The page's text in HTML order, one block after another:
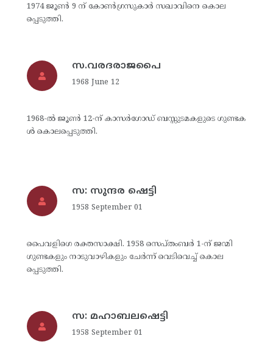
1974 ജൂണ്‍ 9 ന് കോണ്‍ഗ്രസുകാര്‍ സഖാവിനെ കൊല
പ്പെടുത്തി.
സ.വരദരാജപൈ
1968 June 12
1968-ല്‍ ജൂണ്‍ 12-ന് കാസര്‍ഗോഡ് ബസ്സുടമകളുടെ ഗുണ്ടക
ള്‍ കൊലപ്പെടുത്തി.
സ: സുന്ദര ഷെട്ടി
1958 September 01
പൈവളിഗെ രക്തസാക്ഷി. 1958 സെപ്തംബര്‍ 1-ന് ജന്മി
ഗുണ്ടകളും നാടുവാഴികളും ചേര്‍ന്ന് വെടിവെച്ച് കൊല
പ്പെടുത്തി.
സ: മഹാബലഷെട്ടി
1958 September 01